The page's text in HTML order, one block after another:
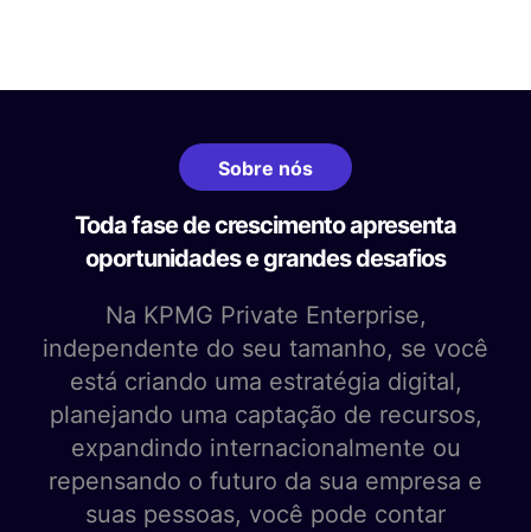
Sobre nós
Toda fase de crescimento apresenta
oportunidades e grandes desafios
Na KPMG Private Enterprise,
independente do seu tamanho, se você
está criando uma estratégia digital,
planejando uma captação de recursos,
expandindo internacionalmente ou
repensando o futuro da sua empresa e
suas pessoas, você pode contar